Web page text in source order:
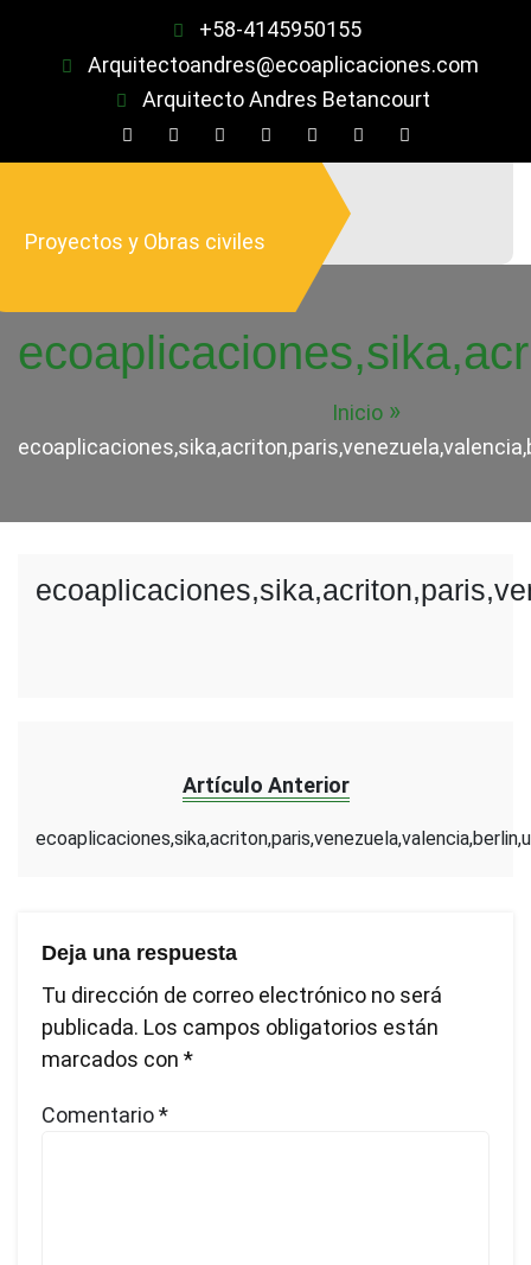
contenido
+58-4145950155
Arquitectoandres@ecoaplicaciones.com
Arquitecto Andres Betancourt
Proyectos y Obras civiles
Inicio
Artículo Anterior
Deja una respuesta
Tu dirección de correo electrónico no será
publicada. Los campos obligatorios están
marcados con *
Comentario*